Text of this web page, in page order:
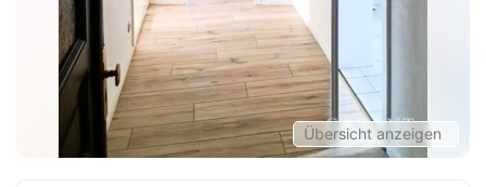
Übersicht anzeigen